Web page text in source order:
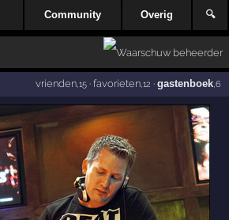
Community Overig 🔍
vrienden,15· favorieten,12 · gastenboek,6